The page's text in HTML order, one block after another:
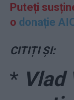
Puteți
o donație
CITIȚI ȘI:
* Vlad